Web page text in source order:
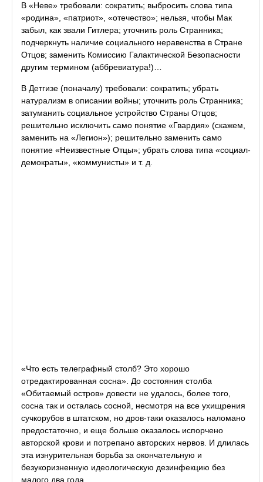
В «Неве» требовали: сократить; выбросить слова типа
«родина», «патриот», «отечество»; нельзя, чтобы Мак
забыл, как звали Гитлера; уточнить роль Странника;
подчеркнуть наличие социального неравенства в Стране
Отцов; заменить Комиссию Галактической Безопасности
другим термином (аббревиатура!)…
В Детгизе (поначалу) требовали: сократить; убрать
натурализм в описании войны; уточнить роль Странника;
затуманить социальное устройство Страны Отцов;
решительно исключить само понятие «Гвардия» (скажем,
заменить на «Легион»); решительно заменить само
понятие «Неизвестные Отцы»; убрать слова типа «социал-
демократы», «коммунисты» и т. д.
«Что есть телеграфный столб? Это хорошо
отредактированная сосна». До состояния столба
«Обитаемый остров» довести не удалось, более того,
сосна так и осталась сосной, несмотря на все ухищрения
сучкорубов в штатском, но дров-таки оказалось наломано
предостаточно, и еще больше оказалось испорчено
авторской крови и потрепано авторских нервов. И длилась
эта изнурительная борьба за окончательную и
безукоризненную идеологическую дезинфекцию без
малого два года.